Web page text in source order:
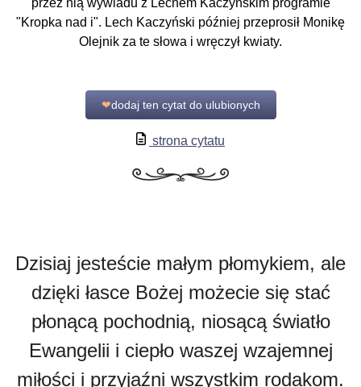
przez nią wywiadu z Lechem Kaczyńskim programie
"Kropka nad i". Lech Kaczyński później przeprosił Monikę
Olejnik za te słowa i wręczył kwiaty.
❤dodaj ten cytat do ulubionych
strona cytatu
Dzisiaj jesteście małym płomykiem, ale
dzięki łasce Bożej możecie się stać
płonącą pochodnią, niosącą światło
Ewangelii i ciepło waszej wzajemnej
miłości i przyjaźni wszystkim rodakom.